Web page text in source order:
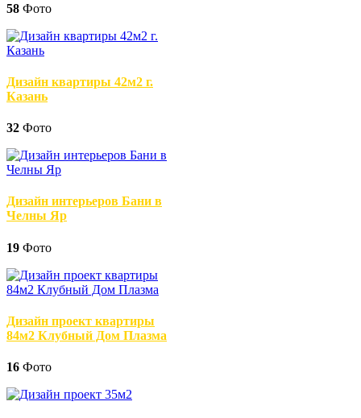
58 Фото
Дизайн квартиры 42м2 г.
Казань
32 Фото
Дизайн интерьеров Бани в
Челны Яр
19 Фото
Дизайн проект квартиры
84м2 Клубный Дом Плазма
16 Фото